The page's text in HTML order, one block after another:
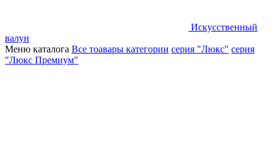
Искусственный
валун
Меню каталога Все тоавары категории серия "Люкс" серия
"Люкс Премиум"